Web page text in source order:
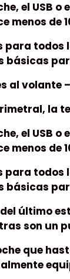
el USB
menos de
para todos
básicas
al
la
el USB
menos de
para todos
básicas
último
son un
que